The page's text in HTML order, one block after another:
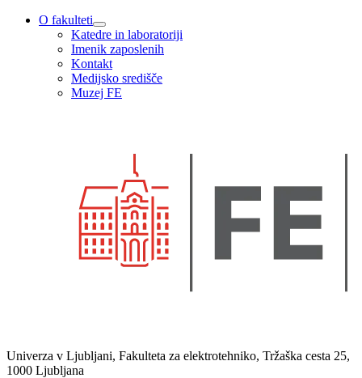
O fakulteti
Katedre in laboratoriji
Imenik zaposlenih
Kontakt
Medijsko središče
Muzej FE
Univerza v Ljubljani, Fakulteta za elektrotehniko, Tržaška cesta 25,
1000 Ljubljana